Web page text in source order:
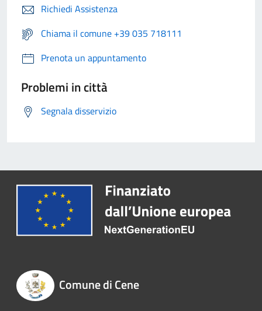
Richiedi Assistenza
Chiama il comune +39 035 718111
Prenota un appuntamento
Problemi in città
Segnala disservizio
Comune di Cene